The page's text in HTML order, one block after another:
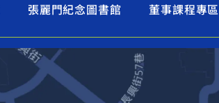
張麗門紀念圖書館 董事課程專區